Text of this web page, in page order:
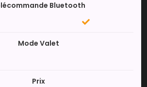
Bluetooth
Mode Valet
Prix